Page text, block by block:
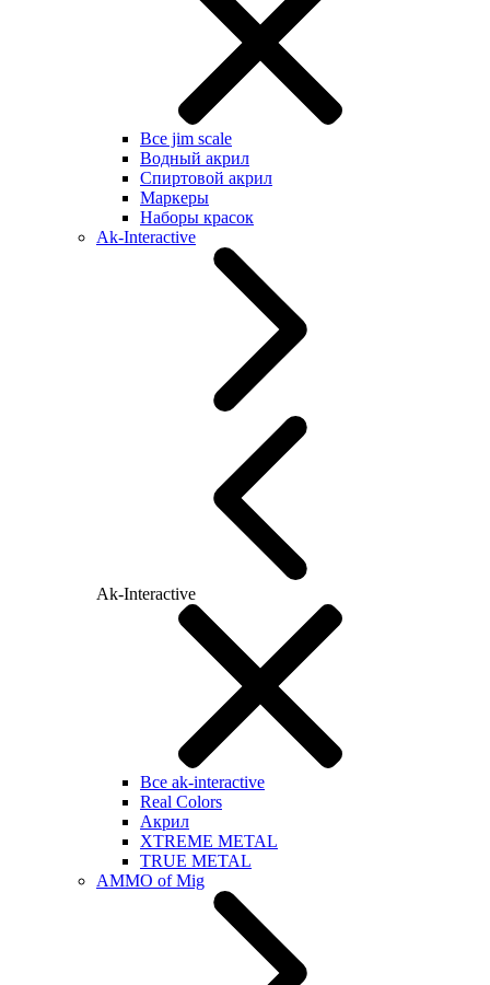
Все jim scale
Водный акрил
Спиртовой акрил
Маркеры
Наборы красок
Ak-Interactive
Ak-Interactive
Все ak-interactive
Real Colors
Акрил
XTREME METAL
TRUE METAL
AMMO of Mig